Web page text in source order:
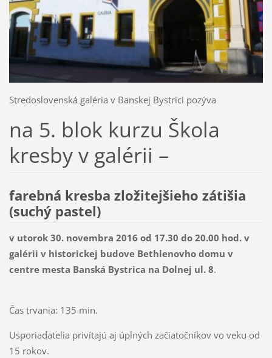
Stredoslovenská galéria v Banskej Bystrici pozýva
na 5. blok kurzu Škola
kresby v galérii –
farebná kresba zložitejšieho zátišia
(suchý pastel)
v utorok 30. novembra 2016 od 17.30 do 20.00 hod. v
galérii v historickej budove Bethlenovho domu v
centre mesta Banská Bystrica na Dolnej ul. 8.
Čas trvania: 135 min.
Usporiadatelia privítajú aj úplných začiatočníkov vo veku od
15 rokov.